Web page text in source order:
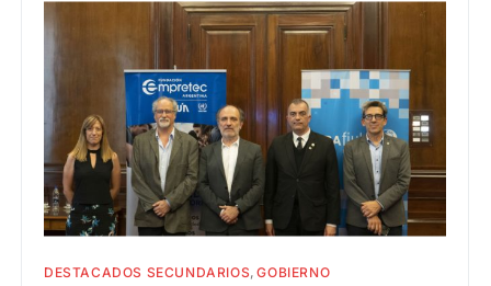
DESTACADOS SECUNDARIOS GOBIERNO